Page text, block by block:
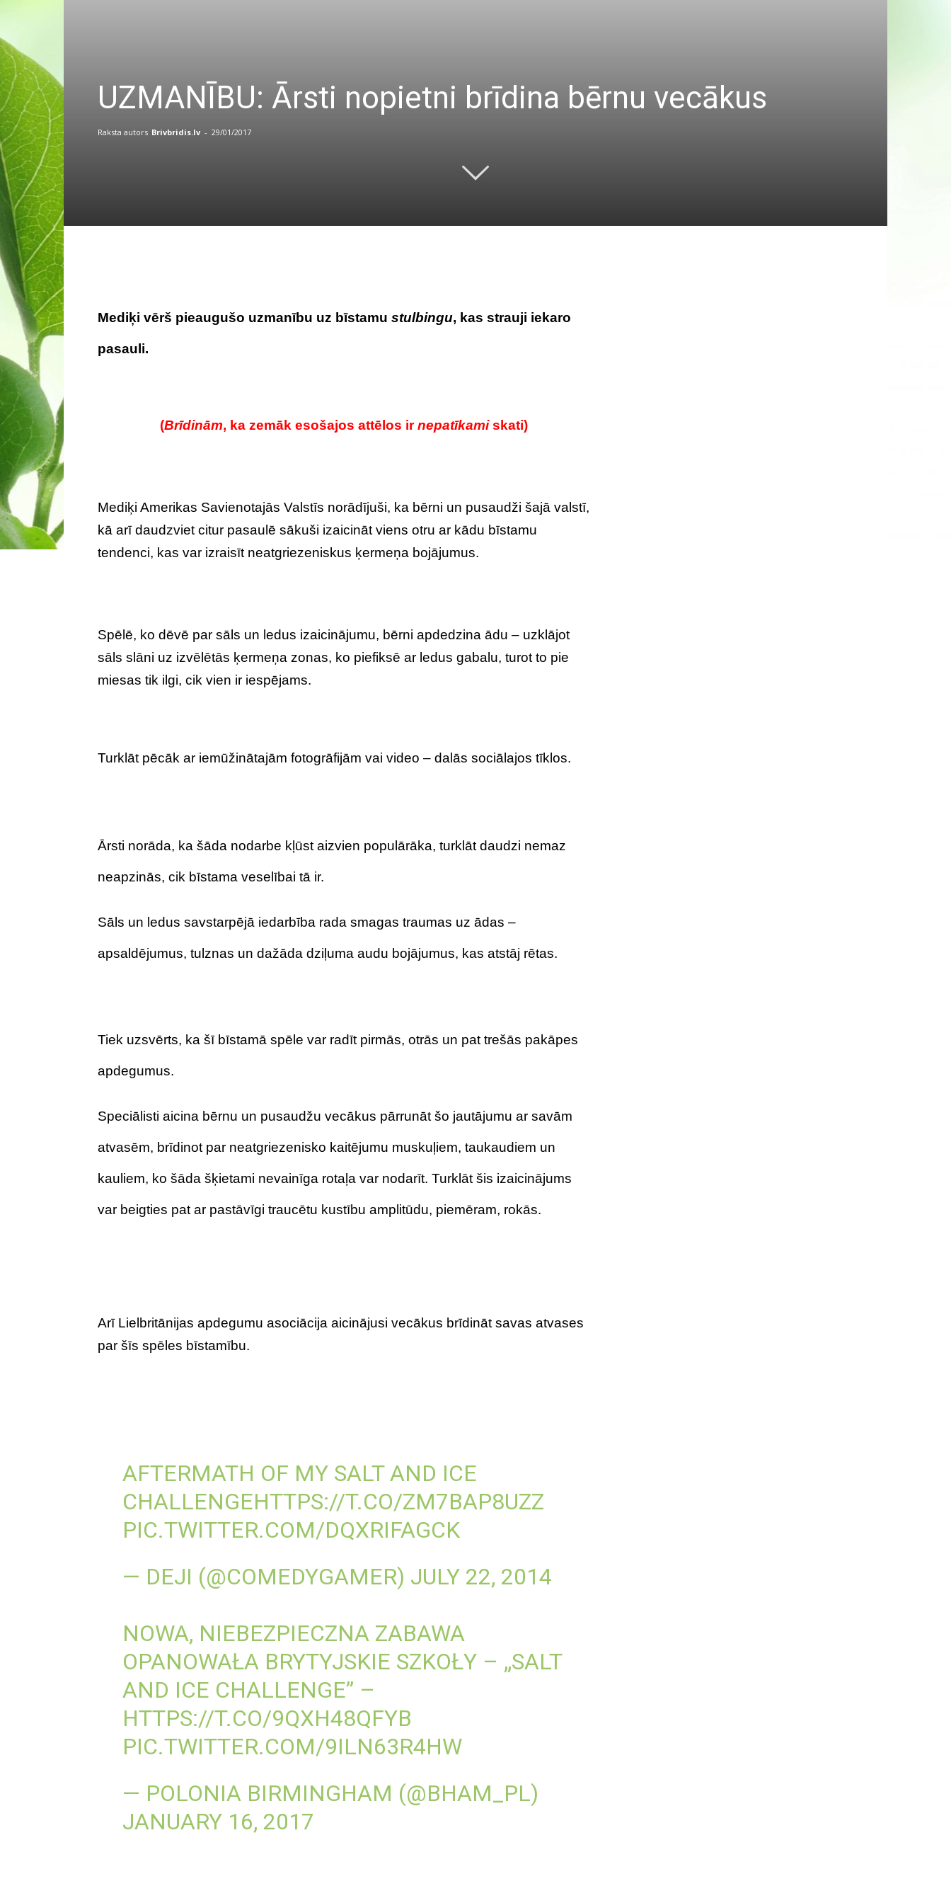
UZMANĪBU: Ārsti nopietni brīdina bērnu vecākus
Raksta autors Brivbridis.lv - 29/01/2017
Mediķi vērš pieaugušo uzmanību uz bīstamu stulbingu, kas strauji iekaro
pasauli.
(Brīdinām, ka zemāk esošajos attēlos irnepatīkamiskati)
Mediķi Amerikas Savienotajās Valstīs norādījuši, ka bērni un pusaudži šajā valstī,
kā arī daudzviet citur pasaulē sākuši izaicināt viens otru ar kādu bīstamu
tendenci, kas var izraisīt neatgriezeniskus ķermeņa bojājumus.
Spēlē, ko dēvē par sāls un ledus izaicinājumu, bērni apdedzina ādu – uzklājot
sāls slāni uz izvēlētās ķermeņa zonas, ko piefiksē ar ledus gabalu, turot to pie
miesas tik ilgi, cik vien ir iespējams.
Turklāt pēcāk ar iemūžinātajām fotogrāfijām vai video – dalās sociālajos tīklos.
Ārsti norāda, ka šāda nodarbe kļūst aizvien populārāka, turklāt daudzi nemaz
neapzinās, cik bīstama veselībai tā ir.
Sāls un ledus savstarpējā iedarbība rada smagas traumas uz ādas –
apsaldējumus, tulznas un dažāda dziļuma audu bojājumus, kas atstāj rētas.
Tiek uzsvērts, ka šī bīstamā spēle var radīt pirmās, otrās un pat trešās pakāpes
apdegumus.
Speciālisti aicina bērnu un pusaudžu vecākus pārrunāt šo jautājumu ar savām
atvasēm, brīdinot par neatgriezenisko kaitējumu muskuļiem, taukaudiem un
kauliem, ko šāda šķietami nevainīga rotaļa var nodarīt. Turklāt šis izaicinājums
var beigties pat ar pastāvīgi traucētu kustību amplitūdu, piemēram, rokās.
Arī Lielbritānijas apdegumu asociācija aicinājusi vecākus brīdināt savas atvases
par šīs spēles bīstamību.
AFTERMATH OF MY SALT AND ICE
CHALLENGEHTTPS://T.CO/ZM7BAP8UZZ
PIC.TWITTER.COM/DQXRIFAGCK
— DEJI (@COMEDYGAMER) JULY 22, 2014
NOWA, NIEBEZPIECZNA ZABAWA
OPANOWAŁA BRYTYJSKIE SZKOŁY – „SALT
AND ICE CHALLENGE” –
HTTPS://T.CO/9QXH48QFYB
PIC.TWITTER.COM/9ILN63R4HW
— POLONIA BIRMINGHAM (@BHAM_PL)
JANUARY 16, 2017